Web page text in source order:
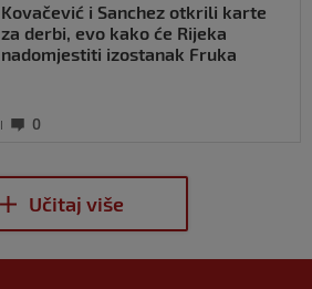
Kovačević i Sanchez otkrili karte
za derbi, evo kako će Rijeka
nadomjestiti izostanak Fruka
0